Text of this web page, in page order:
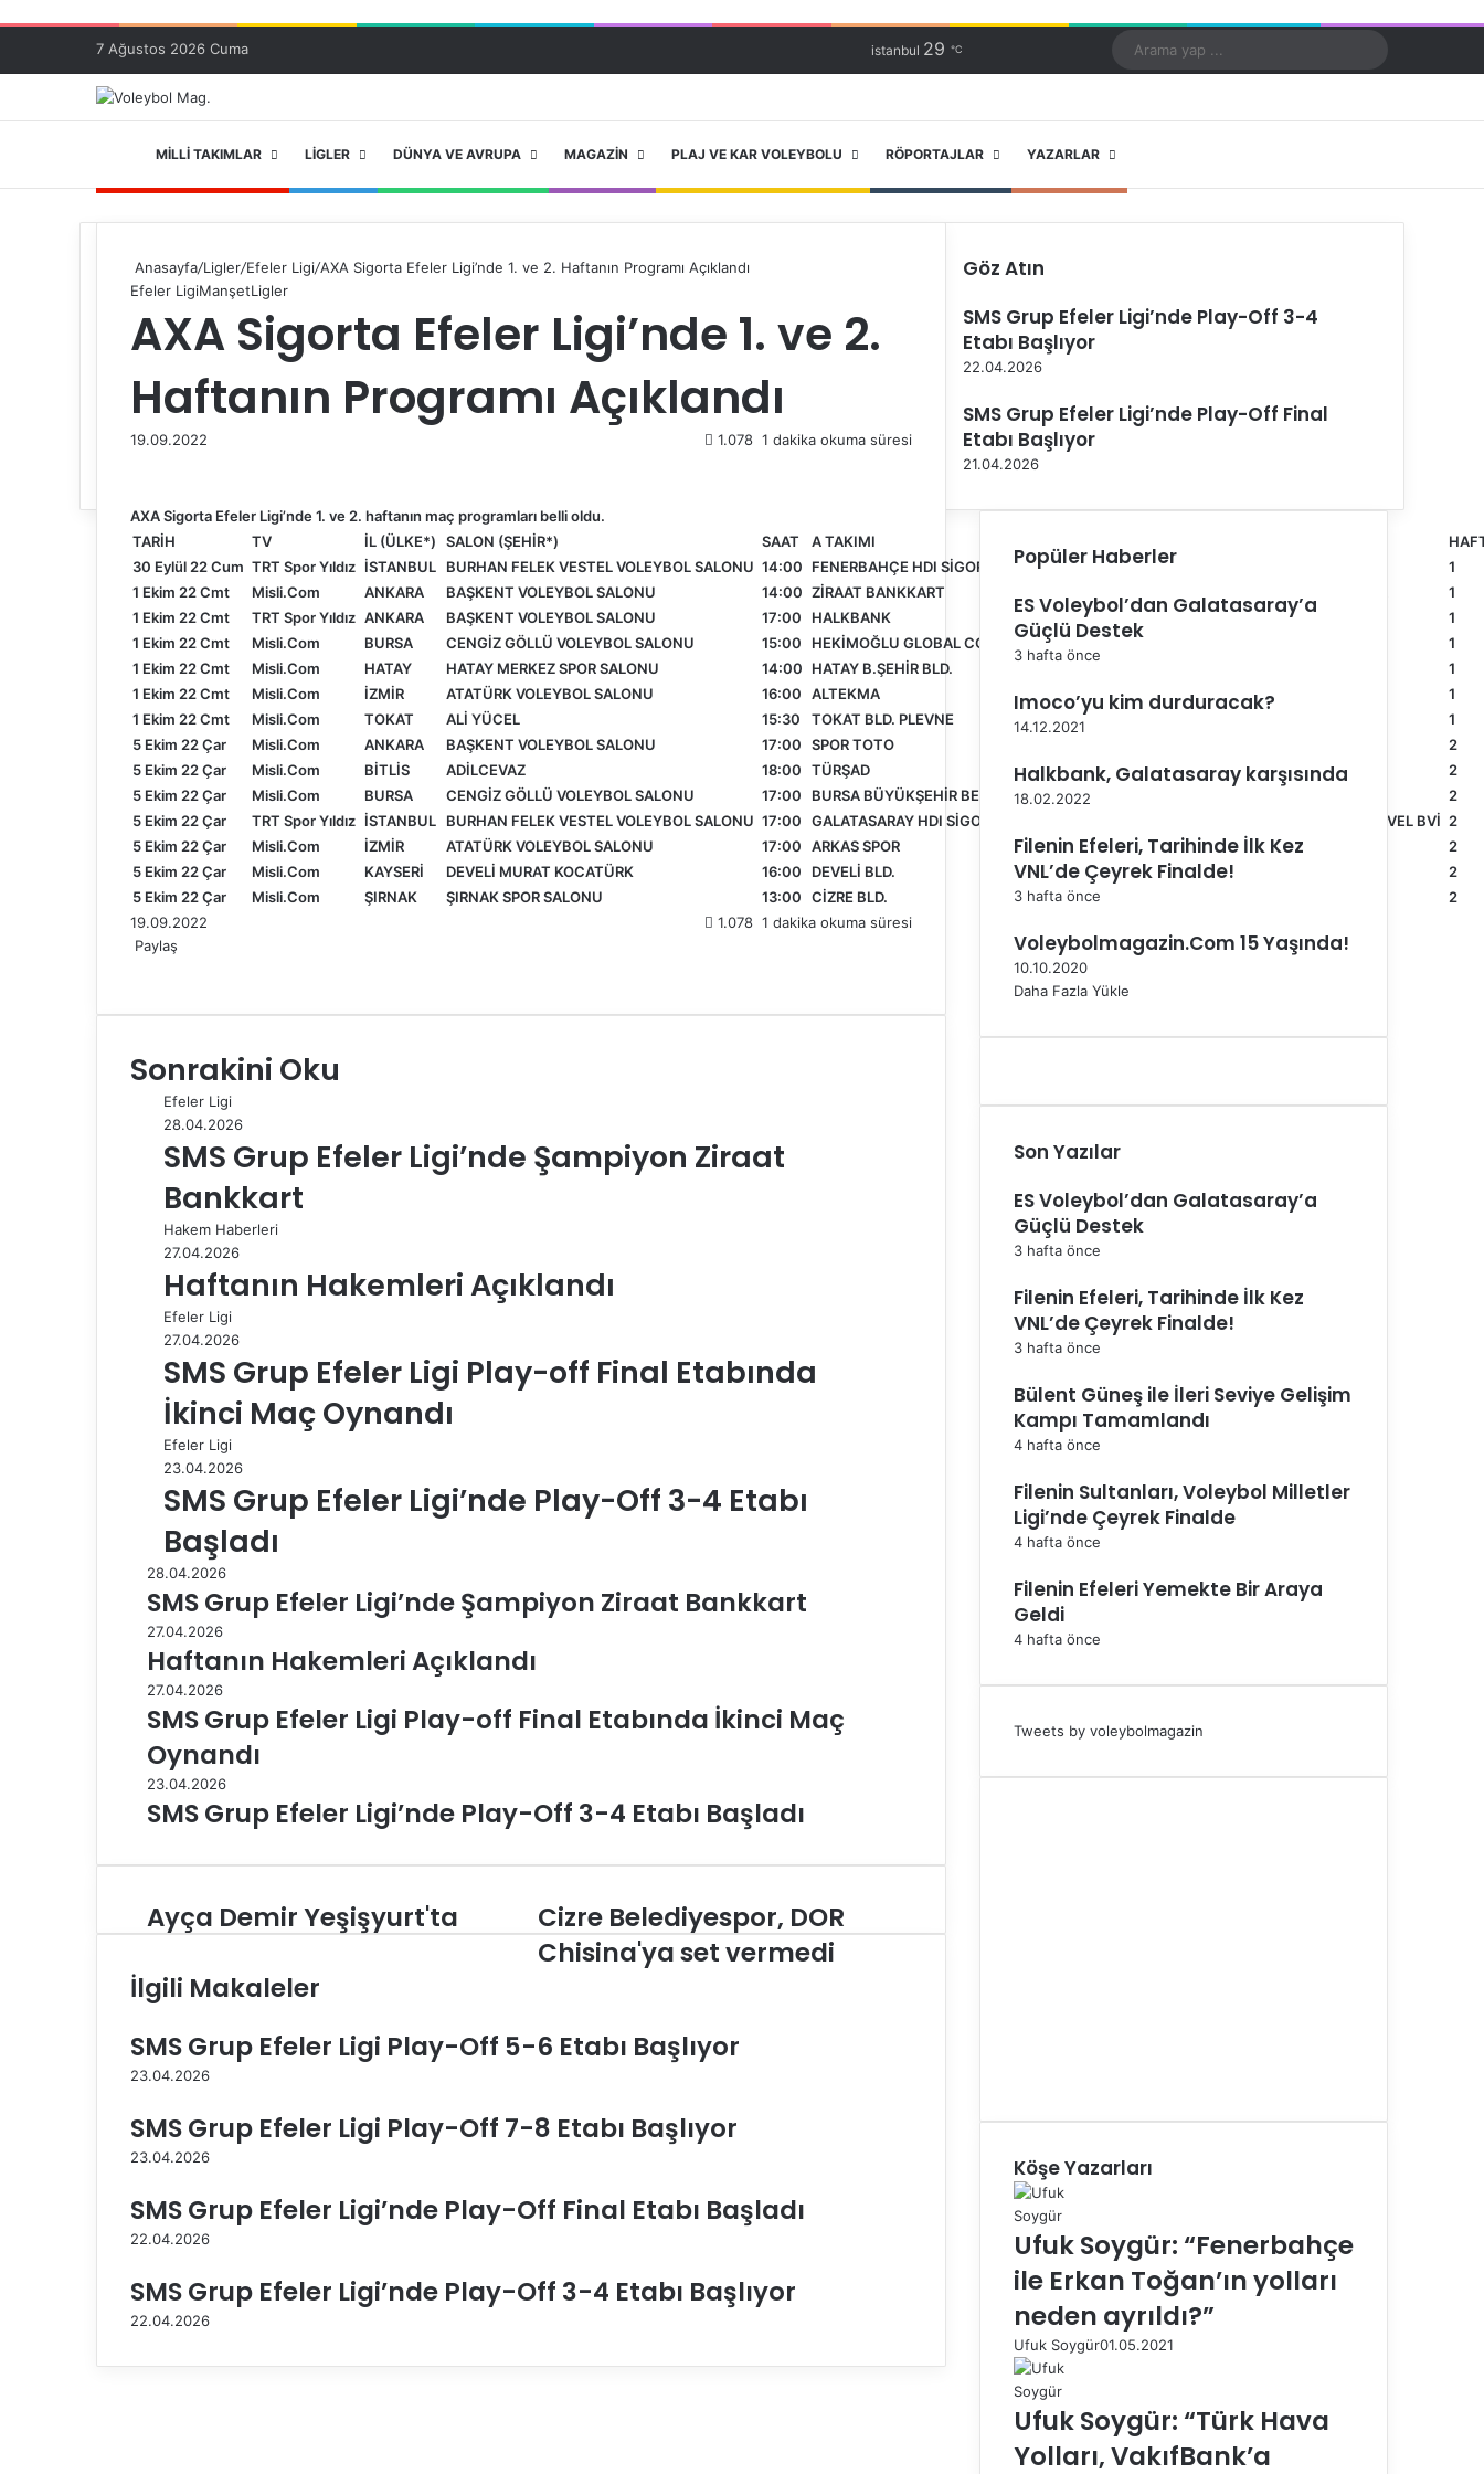
7 Ağustos 2026 Cuma istanbul 29 ℃ Rastgele Makale
Kenar Bölmesi
Dış görünümü değiştir
...
ANA SAYFA
MILLI TAKIMLAR LIGLER DÜNYA VE AVRUPA MAGAZIN PLAJ VE KAR VOLEYBOLU RÖPORTAJLAR YAZARLAR
Anasayfa/Ligler/Efeler Ligi/AXA Sigorta Efeler Ligi’nde 1. ve 2. Haftanın Programı Açıklandı
Efeler LigiManşetLigler
AXA Sigorta Efeler Ligi’nde 1. ve 2.
Haftanın Programı Açıklandı
19.09.2022 1.078 1 dakika okuma süresi
AXA Sigorta Efeler Ligi’nde 1. ve 2. haftanın maç programları belli oldu.
TARİH
TV İL (ÜLKE*) SALON (ŞEHİR*) SAAT A TAKIMI
30 Eylül 22 Cum TRT Spor Yıldız İSTANBUL BURHAN FELEK VESTEL VOLEYBOL SALONU 14:00 FENERBAHÇE HDI SİGORTA CİZRE BLD.
1
1 Ekim 22 Cmt
Misli.Com ANKARA BAŞKENT VOLEYBOL SALONU 14:00 ZİRAAT BANKKART
1
1 Ekim 22 Cmt
TRT Spor Yıldız ANKARA BAŞKENT VOLEYBOL SALONU 17:00 HALKBANK DEVELİ BLD.
1
1 Ekim 22 Cmt
Misli.Com BURSA CENGİZ GÖLLÜ VOLEYBOL SALONU 15:00 HEKİMOĞLU GLOBAL CONNECT TRAVEL BVİ SPOR TOTO
1
1 Ekim 22 Cmt
Misli.Com HATAY HATAY MERKEZ SPOR SALONU 14:00 HATAY B.ŞEHİR BLD.
1
1 Ekim 22 Cmt
Misli.Com İZMİR ATATÜRK VOLEYBOL SALONU 16:00 ALTEKMA ARKAS SPOR
1
1 Ekim 22 Cmt
Misli.Com TOKAT ALİ YÜCEL 15:30 TOKAT BLD. PLEVNE
1
5 Ekim 22 Çar
Misli.Com ANKARA BAŞKENT VOLEYBOL SALONU 17:00 SPOR TOTO
2
5 Ekim 22 Çar
Misli.Com BİTLİS ADİLCEVAZ 18:00 TÜRŞAD HALKBANK
2
5 Ekim 22 Çar
Misli.Com BURSA CENGİZ GÖLLÜ VOLEYBOL SALONU 17:00 BURSA BÜYÜKŞEHİR BELEDİYE SPOR
2
5 Ekim 22 Çar
TRT Spor Yıldız İSTANBUL BURHAN FELEK VESTEL VOLEYBOL SALONU 17:00 GALATASARAY HDI SİGORTA HEKİMOĞLU GLOBAL CONNECT TRAVEL BVİ 2
5 Ekim 22 Çar
Misli.Com İZMİR ATATÜRK VOLEYBOL SALONU 17:00 ARKAS SPOR TOKAT BLD. PLEVNE
2
5 Ekim 22 Çar
Misli.Com KAYSERİ DEVELİ MURAT KOCATÜRK 16:00 DEVELİ BLD. ZİRAAT BANKKART
2
5 Ekim 22 Çar
Misli.Com ŞIRNAK ŞIRNAK SPOR SALONU 13:00 CİZRE BLD.
2
19.09.2022
1.078 1 dakika okuma süresi
Paylaş
c
b
o
n
e
d
m
r
n
e
r
d
i
t
a
s
A
p
p
l
g
r
a
m
P
s
t
a
i
l
p
a
y
a
ş
z
ı
r
Sonrakini Oku
Efeler Ligi
28.04.2026
SMS Grup Efeler Ligi’nde Şampiyon Ziraat
Bankkart
Hakem Haberleri
27.04.2026
Haftanın Hakemleri Açıklandı
Efeler Ligi
27.04.2026
SMS Grup Efeler Ligi Play-off Final Etabında
İkinci Maç Oynandı
Efeler Ligi
23.04.2026
SMS Grup Efeler Ligi’nde Play-Off 3-4 Etabı
Başladı
28.04.2026
SMS Grup Efeler Ligi’nde Şampiyon Ziraat Bankkart
27.04.2026
Haftanın Hakemleri Açıklandı
27.04.2026
SMS Grup Efeler Ligi Play-off Final Etabında İkinci Maç
Oynandı
23.04.2026
SMS Grup Efeler Ligi’nde Play-Off 3-4 Etabı Başladı
A
y
a
D
m
i
Y
e
ş
ş
y
r
t
'
Ayça Demir Yeşişyurt'ta
C
i
z
e
d
i
s
r
,
Cizre Belediyespor, DOR
Chisina'ya set vermedi
İlgili Makaleler
SMS Grup Efeler Ligi Play-Off 5-6 Etabı Başlıyor
23.04.2026
SMS Grup Efeler Ligi Play-Off 7-8 Etabı Başlıyor
23.04.2026
SMS Grup Efeler Ligi’nde Play-Off Final Etabı Başladı
22.04.2026
SMS Grup Efeler Ligi’nde Play-Off 3-4 Etabı Başlıyor
22.04.2026
Göz Atın
a
p
a
ı
SMS Grup Efeler Ligi’nde Play-Off 3-4
Etabı Başlıyor
22.04.2026
SMS Grup Efeler Ligi’nde Play-Off Final
Etabı Başlıyor
21.04.2026
Popüler Haberler
ES Voleybol’dan Galatasaray’a
Güçlü Destek
3 hafta önce
Imoco’yu kim durduracak?
14.12.2021
Halkbank, Galatasaray karşısında
18.02.2022
Filenin Efeleri, Tarihinde İlk Kez
VNL’de Çeyrek Finalde!
3 hafta önce
Voleybolmagazin.Com 15 Yaşında!
10.10.2020
Daha Fazla Yükle
Son Yazılar
ES Voleybol’dan Galatasaray’a
Güçlü Destek
3 hafta önce
Filenin Efeleri, Tarihinde İlk Kez
VNL’de Çeyrek Finalde!
3 hafta önce
Bülent Güneş ile İleri Seviye Gelişim
Kampı Tamamlandı
4 hafta önce
Filenin Sultanları, Voleybol Milletler
Ligi’nde Çeyrek Finalde
4 hafta önce
Filenin Efeleri Yemekte Bir Araya
Geldi
4 hafta önce
Tweets by voleybolmagazin
Köşe Yazarları
Ufuk Soygür: “Fenerbahçe
ile Erkan Toğan’ın yolları
neden ayrıldı?”
Ufuk Soygür01.05.2021
Ufuk Soygür: “Türk Hava
Yolları, VakıfBank’a